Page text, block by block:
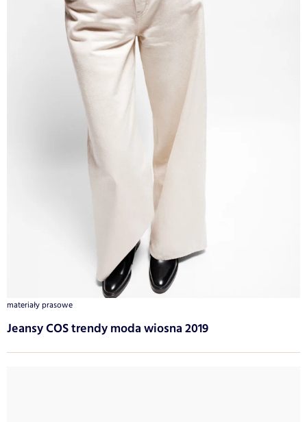
materiały prasowe
Jeansy COS trendy moda wiosna 2019